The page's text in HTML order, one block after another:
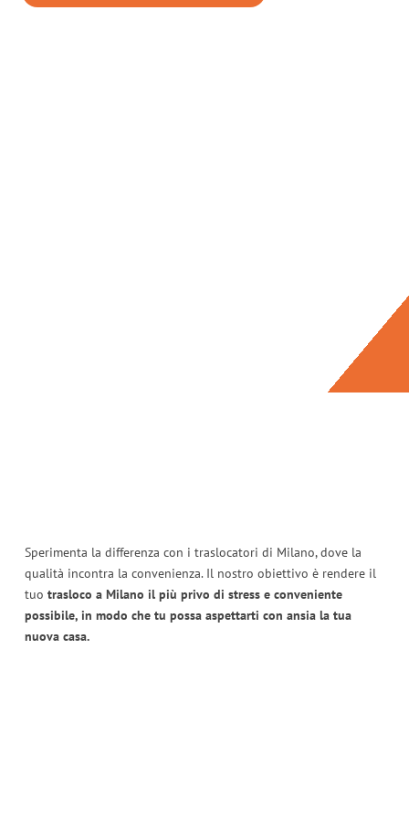
Sperimenta la differenza con i traslocatori di Milano, dove la
qualità incontra la convenienza. Il nostro obiettivo è rendere il
tuo trasloco a Milano il più privo di stress e conveniente
possibile, in modo che tu possa aspettarti con ansia la tua
nuova casa.